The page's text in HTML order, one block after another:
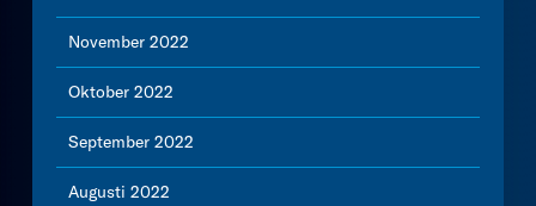
November 2022
Oktober 2022
September 2022
Augusti 2022